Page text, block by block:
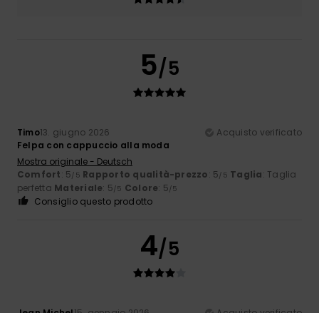
5/5
Timo13. giugno 2026
Acquisto verificato
Felpa con cappuccio alla moda
Mostra originale - Deutsch
Comfort: 5/5 Rapporto qualità-prezzo: 5/5 Taglia: Taglia
perfetta Materiale: 5/5 Colore: 5/5
Consiglio questo prodotto
4/5